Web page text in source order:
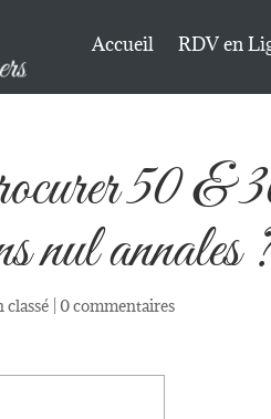
Accueil RDV en
50
nul annales
classé |0 commentaires